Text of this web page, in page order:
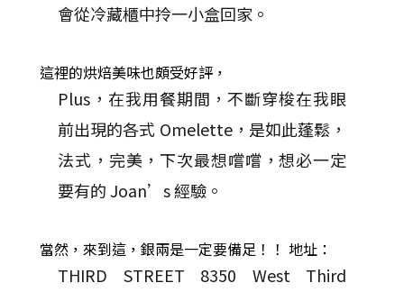
會從冷藏櫃中拎一小盒回家。
這裡的烘焙美味也頗受好評，
Plus，在我用餐期間，不斷穿梭在我眼
前出現的各式 Omelette，是如此蓬鬆，
法式，完美，下次最想嚐嚐，想必一定
要有的 Joan’s 經驗。
當然，來到這，銀兩是一定要備足！！ 地址：
THIRD STREET 8350 West Third